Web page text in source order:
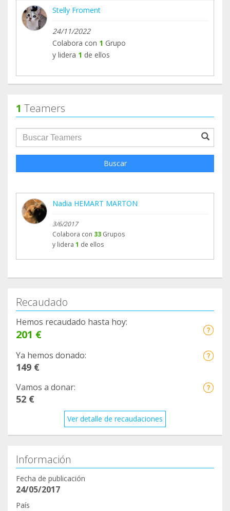
Stelly Froment
24/11/2022
Colabora con 1 Grupo
y lidera 1 de ellos
1 Teamers
groupProfile.searchForm.search.text???
Buscar
Nadia HEMART MARTON
3/6/2017
Colabora con 33 Grupos
y lidera 1 de ellos
Recaudado
Hemos recaudado hasta hoy:
201 €
Ya hemos donado:
149 €
Vamos a donar:
52 €
Ver detalle de recaudaciones
Información
Fecha de publicación
24/05/2017
País